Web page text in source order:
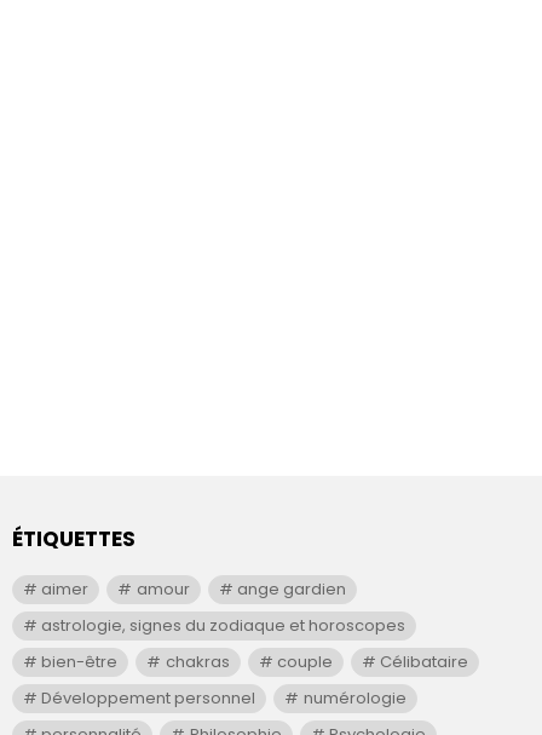
ÉTIQUETTES
aimer amour
ange gardien
astrologie, signes du zodiaque et horoscopes
bien-être
chakras couple
Célibataire
Développement personnel
numérologie